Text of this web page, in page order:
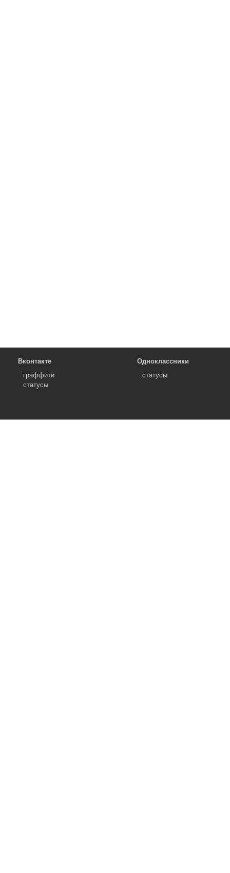
Вконтакте
граффити
статусы
Одноклассники
статусы